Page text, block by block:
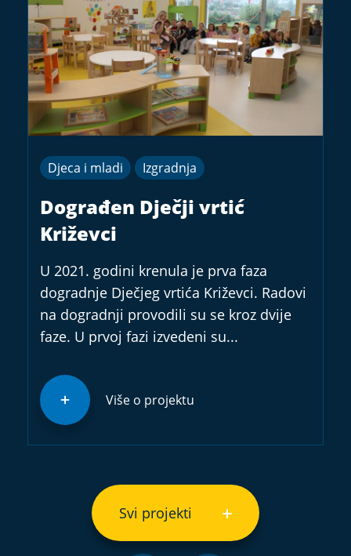
Djeca i mladi Izgradnja
Dograđen Dječji vrtić
Križevci
U 2021. godini krenula je prva faza
dogradnje Dječjeg vrtića Križevci. Radovi
na dogradnji provodili su se kroz dvije
faze. U prvoj fazi izvedeni su...
Više o projektu
Svi projekti